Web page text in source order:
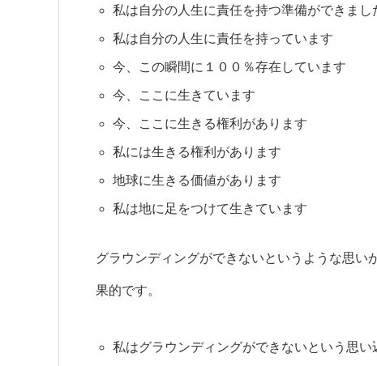
私は自分の人生に責任を持つ準備ができまし
私は自分の人生に責任を持っています
今、この瞬間に１００％存在しています
今、ここに生きています
今、ここに生きる権利があります
私には生きる権利があります
地球に生きる価値があります
私は地に足をつけて生きています
グラウンディングができないというような思い
果的です。
私はグラウンディングができないという思い